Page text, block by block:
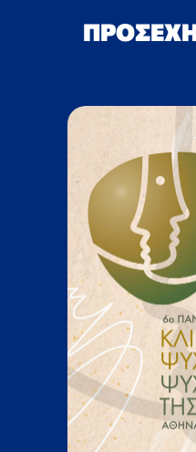
ΕΠΙΣΤΗΜΟΝΙΚΕΣ
ΕΠΙΣΤΗΜΟΝΙΚΟ ΥΛΙΚΟ
ΑΝΑΚΟΙΝΩΣΕΙΣ
ΕΠΙΚΟΙΝΩΝΙΑ